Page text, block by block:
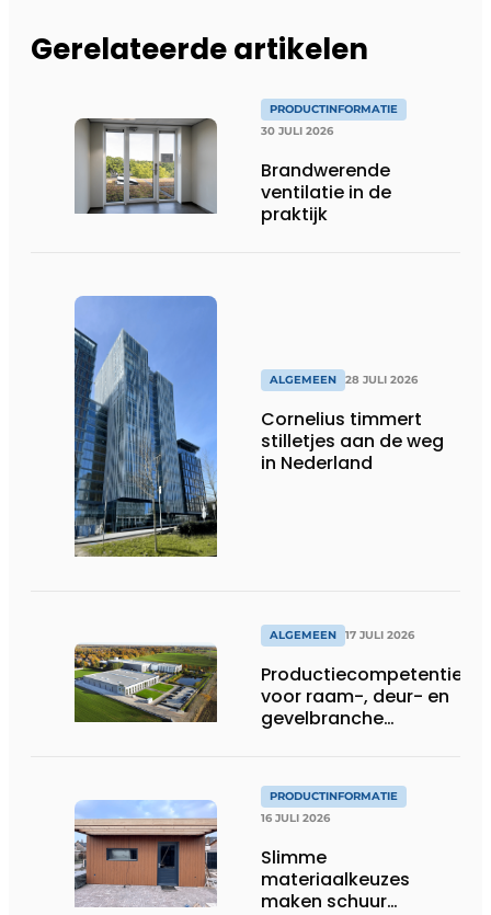
Gerelateerde artikelen
PRODUCTINFORMATIE
30 JULI 2026
Brandwerende
ventilatie in de
praktijk
ALGEMEEN 28 JULI 2026
Cornelius timmert
stilletjes aan de weg
in Nederland
ALGEMEEN 17 JULI 2026
Productiecompetentie
voor raam-, deur- en
gevelbranche
PRODUCTINFORMATIE
16 JULI 2026
Slimme
materiaalkeuzes
maken schuur